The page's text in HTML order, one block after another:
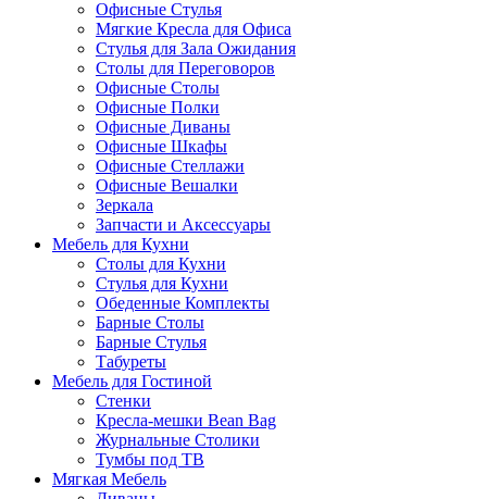
Офисные Стулья
Мягкие Кресла для Офиса
Стулья для Зала Ожидания
Столы для Переговоров
Офисные Столы
Офисные Полки
Офисные Диваны
Офисные Шкафы
Офисные Стеллажи
Офисные Вешалки
Зеркала
Запчасти и Аксессуары
Мебель для Кухни
Столы для Кухни
Стулья для Кухни
Обеденные Комплекты
Барные Столы
Барные Стулья
Табуреты
Мебель для Гостиной
Стенки
Кресла-мешки Bean Bag
Журнальные Столики
Тумбы под ТВ
Мягкая Мебель